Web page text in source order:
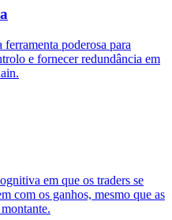
poderosa para
e fornecer redundância em
em que os traders se
com os ganhos, mesmo que as